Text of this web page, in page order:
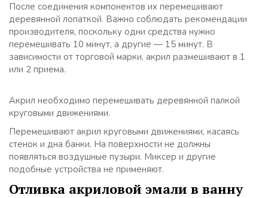
После соединения компонентов их перемешивают
деревянной лопаткой. Важно соблюдать рекомендации
производителя, поскольку одни средства нужно
перемешивать 10 минут, а другие — 15 минут. В
зависимости от торговой марки, акрил размешивают в 1
или 2 приема.
Акрил необходимо перемешивать деревянной палкой
круговыми движениями.
Перемешивают акрил круговыми движениями, касаясь
стенок и дна банки. На поверхности не должны
появляться воздушные пузыри. Миксер и другие
подобные устройства не применяют.
Отливка акриловой эмали в ванну